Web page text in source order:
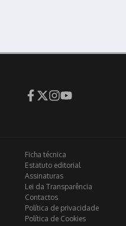
Ficha técnica
Estatuto editorial
Assinaturas
Lei da Transparência
Contactos
Política de privacidade
Política de Cookies